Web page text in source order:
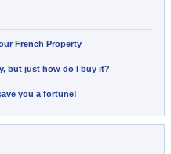
French Property
but just how do I buy it?
you a fortune!